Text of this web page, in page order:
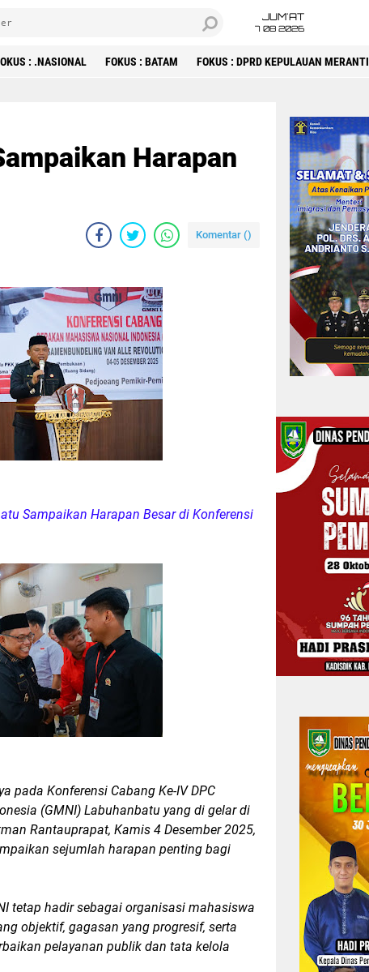
JUM'AT
7 08 2026
: .NASIONAL FOKUS : BATAM FOKUS : DPRD KEPULAUAN MERANTI
Harapan
Komentar ()
Sampaikan Harapan Besar di Konferensi
pada Konferensi Cabang Ke-IV DPC
(GMNI) Labuhanbatu yang di gelar di
Rantauprapat, Kamis 4 Desember 2025,
sejumlah harapan penting bagi
tetap hadir sebagai organisasi mahasiswa
objektif, gagasan yang progresif, serta
pelayanan publik dan tata kelola